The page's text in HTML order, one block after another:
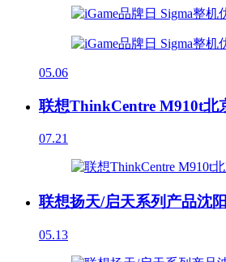
05.06
联想ThinkCentre M910t北
07.21
联想扬天/启天系列产品沈
05.13